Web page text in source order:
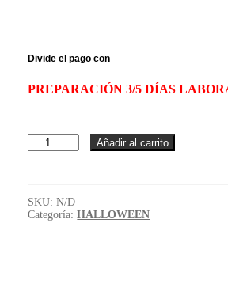
PREPARACIÓN 3/5 DÍAS
Camiseta
esqueleto
cantidad
Añadir al carrito
SKU:N/D
Categoría:HALLOWEEN